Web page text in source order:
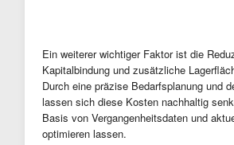
Ein weiterer wichtiger Faktor ist die
Kapitalbindung und zusätzliche
Durch eine präzise Bedarfsplanung und
lassen sich diese Kosten nachhaltig
Basis von Vergangenheitsdaten und
optimieren lassen.